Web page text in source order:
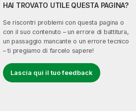
HAI TROVATO UTILE QUESTA PAGINA?
Se riscontri problemi con questa pagina o
con il suo contenuto – un errore di battitura,
un passaggio mancante o un errore tecnico
– ti pregiamo di farcelo sapere!
Lascia qui il tuo feedback